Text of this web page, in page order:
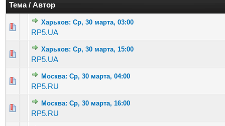
Тема/ Автор
Харьков: Ср, 30 марта, 03:00
RP5.UA
Голосов: 2 - Средняя оценка: 2 из 5
12 34 5
Харьков: Ср, 30 марта, 15:00
RP5.UA
Голосов: 1 - Средняя оценка: 1 из 5
12 34 5
Москва: Ср, 30 марта, 04:00
RP5.RU
Голосов: 2 - Средняя оценка: 1.5 из 5
1 23 45
Москва: Ср, 30 марта, 16:00
RP5.RU
Голосов: 3 - Средняя оценка: 2.33 из 5
1 23 45